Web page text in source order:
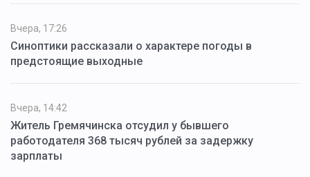
Вчера, 17:26
Синоптики рассказали о характере погоды в
предстоящие выходные
Вчера, 14:42
Житель Гремячинска отсудил у бывшего
работодателя 368 тысяч рублей за задержку
зарплаты